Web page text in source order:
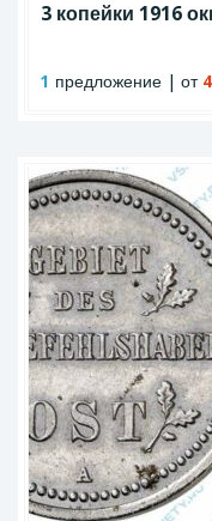
3 копейки 1916
1 предложение | от